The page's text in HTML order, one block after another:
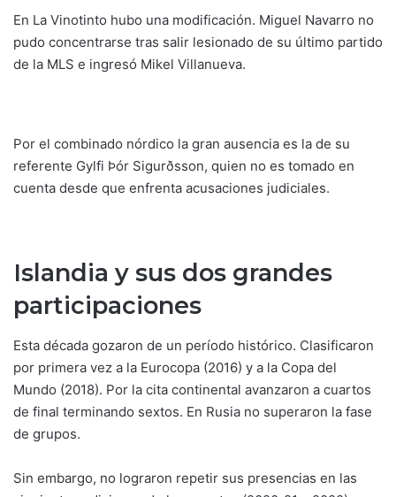
En La Vinotinto hubo una modificación. Miguel Navarro no
pudo concentrarse tras salir lesionado de su último partido
de la MLS e ingresó Mikel Villanueva.
Por el combinado nórdico la gran ausencia es la de su
referente Gylfi Þór Sigurðsson, quien no es tomado en
cuenta desde que enfrenta acusaciones judiciales.
Islandia y sus dos grandes
participaciones
Esta década gozaron de un período histórico. Clasificaron
por primera vez a la Eurocopa (2016) y a la Copa del
Mundo (2018). Por la cita continental avanzaron a cuartos
de final terminando sextos. En Rusia no superaron la fase
de grupos.
Sin embargo, no lograron repetir sus presencias en las